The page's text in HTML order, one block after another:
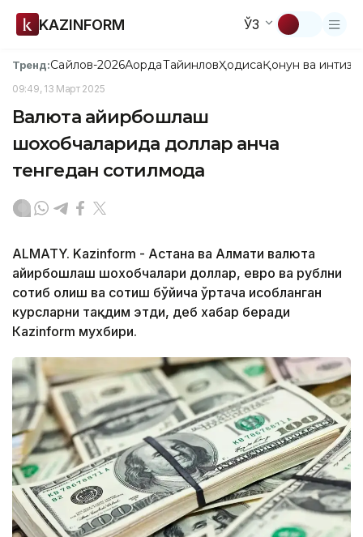
KAZINFORM ЎЗ
Тренд:Сайлов-2026АқордаТайинловҲодисаҚонун ва
09:49, 13 Март 2025
Валюта айирбошлаш
шохобчаларида доллар қанча
тенгедан сотилмоқда
ALMATY. Kazinform - Астана ва Алмати валюта
айирбошлаш шохобчалари доллар, евро ва рублни
сотиб олиш ва сотиш бўйича ўртача ҳисобланган
курсларни тақдим этди, деб хабар беради
Кazinform мухбири.